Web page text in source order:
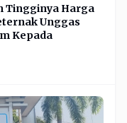
Tingginya Harga
Unggas
Kepada